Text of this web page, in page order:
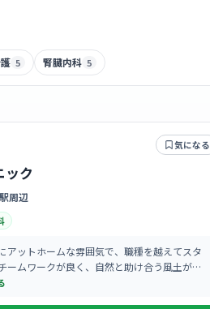
5 腎臓内科 5
気になる
ック
周辺
アットホームな雰囲気で、職種を越えてスタ
ームワークが良く、自然と助け合う風土がし
ています。